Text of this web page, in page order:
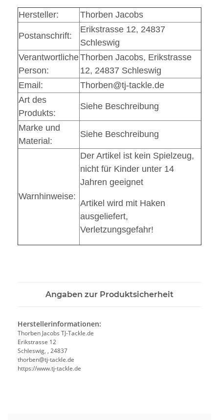
Hersteller: Thorben Jacobs
Postanschrift:
Erikstrasse 12, 24837
Schleswig
Verantwortliche
Person:
Thorben Jacobs, Erikstrasse
12, 24837 Schleswig
Email:
Thorben@tj-tackle.de
Art des
Produkts:
Siehe Beschreibung
Marke und
Material:
Siehe Beschreibung
Warnhinweise:
Der Artikel ist kein Spielzeug,
nicht für Kinder unter 14
Jahren geeignet
Artikel wird mit Haken
ausgeliefert,
Verletzungsgefahr!
Angaben zur Produktsicherheit
Herstellerinformationen:
Thorben Jacobs TJ-Tackle.de
Erikstrasse 12
Schleswig, , 24837
thorben@tj-tackle.de
https://www.tj-tackle.de